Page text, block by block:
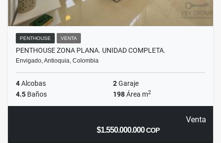
PENTHOUSE VENTA
PENTHOUSE ZONA PLANA. UNIDAD COMPLETA.
Envigado, Antioquia, Colombia
4Alcobas 2Garaje
4.5 Baños 198Área m2
Venta
$1.550.000.000COP